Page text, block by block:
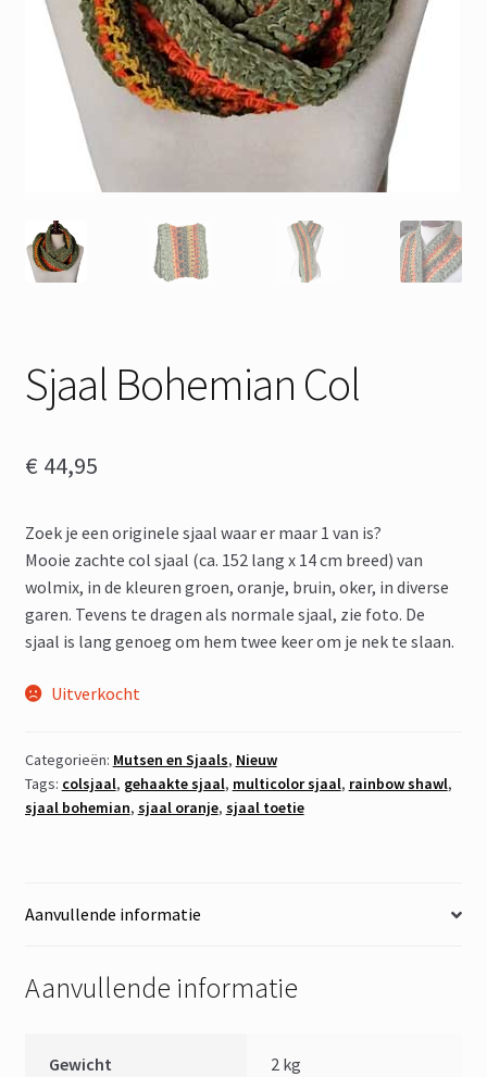
Sjaal Bohemian Col
€ 44,95
Zoek je een originele sjaal waar er maar 1 van is?
Mooie zachte col sjaal (ca. 152 lang x 14 cm breed) van
wolmix, in de kleuren groen, oranje, bruin, oker, in diverse
garen. Tevens te dragen als normale sjaal, zie foto. De
sjaal is lang genoeg om hem twee keer om je nek te slaan.
Uitverkocht
Categorieën: Mutsen en Sjaals, Nieuw
Tags: colsjaal, gehaakte sjaal, multicolor sjaal, rainbow shawl,
sjaal bohemian, sjaal oranje, sjaal toetie
Aanvullende informatie
Aanvullende informatie
Gewicht 2 kg